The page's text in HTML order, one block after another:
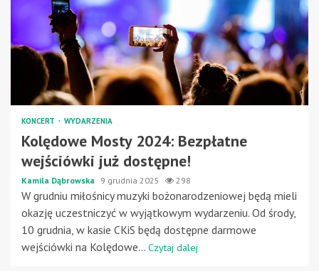
KONCERT WYDARZENIA
Kolędowe Mosty 2024: Bezpłatne
wejściówki już dostępne!
Kamila Dąbrowska 9 grudnia 2025 298
W grudniu miłośnicy muzyki bożonarodzeniowej będą mieli
okazję uczestniczyć w wyjątkowym wydarzeniu. Od środy,
10 grudnia, w kasie CKiS będą dostępne darmowe
wejściówki na Kolędowe... Czytaj dalej